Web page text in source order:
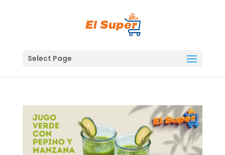
Select Page